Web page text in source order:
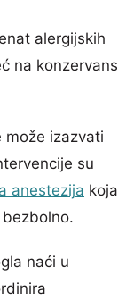
alergijskih
na konzervans
može izazvati
su
anestezija koja
naći u